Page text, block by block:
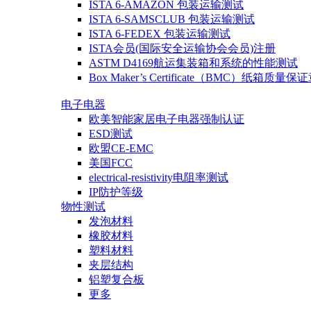
ISTA 6-AMAZON 包装运输测试
ISTA 6-SAMSCLUB 包装运输测试
ISTA 6-FEDEX 包装运输测试
ISTA会员(国际安全运输协会会员)注册
ASTM D4169航运集装箱和系统的性能测试
Box Maker’s Certificate（BMC）纸箱质量保证
电子电器
欧美智能家居电子电器强制认证
ESD测试
欧盟CE-EMC
美国FCC
electrical-resistivity电阻率测试
IP防护等级
物性测试
发泡材料
橡胶材料
塑料材料
夹层结构
铝塑复合板
更多